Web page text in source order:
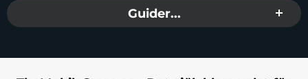
Guider...